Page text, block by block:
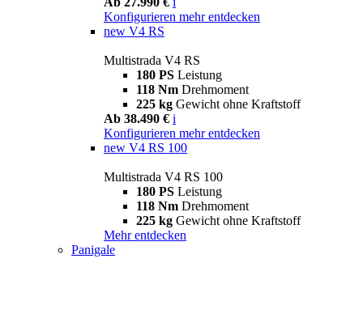
Konfigurieren mehr entdecken
new V4 RS
Multistrada V4 RS
180 PS Leistung
118 Nm Drehmoment
225 kg Gewicht ohne Kraftstoff
Ab 38.490 € i
Konfigurieren mehr entdecken
new V4 RS 100
Multistrada V4 RS 100
180 PS Leistung
118 Nm Drehmoment
225 kg Gewicht ohne Kraftstoff
Mehr entdecken
Panigale